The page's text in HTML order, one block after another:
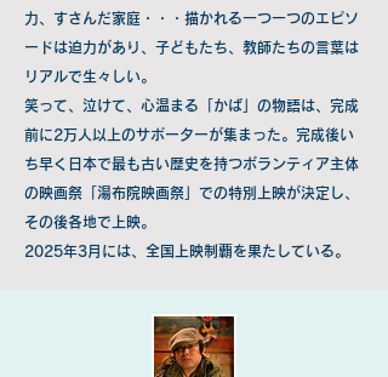
力、すさんだ家庭・・・描かれる一つ一つのエピソ
ードは迫力があり、子どもたち、教師たちの言葉は
リアルで生々しい。
笑って、泣けて、心温まる「かば」の物語は、完成
前に2万人以上のサポーターが集まった。完成後い
ち早く日本で最も古い歴史を持つボランティア主体
の映画祭「湯布院映画祭」での特別上映が決定し、
その後各地で上映。
2025年3月には、全国上映制覇を果たしている。